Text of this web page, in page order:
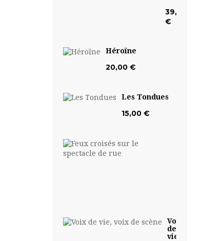
39,50
€
Héroïne
20,00 €
Les Tondues
15,00 €
Voix
de
vie,